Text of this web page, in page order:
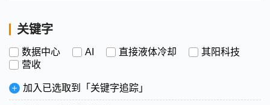
关键字
数据中心 AI 直接液体冷却
其阳科技
营收
加入已选取到「关键字追踪」